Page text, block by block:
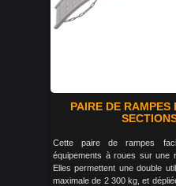
PAIRE DE
Cette paire de rampes
équipements à roues sur une
Elles permettent une double
maximale de 2 300 kg, et